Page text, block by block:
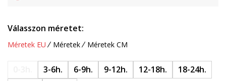
Válasszon méretet:
Méretek EU Méretek Méretek CM
3-6h. 6-9h. 9-12h. 12-18h.
18-24h.